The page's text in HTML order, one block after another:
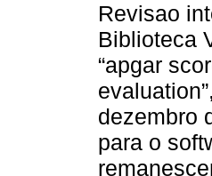
Revisao
Biblioteca
“apgar
dezembro
para o